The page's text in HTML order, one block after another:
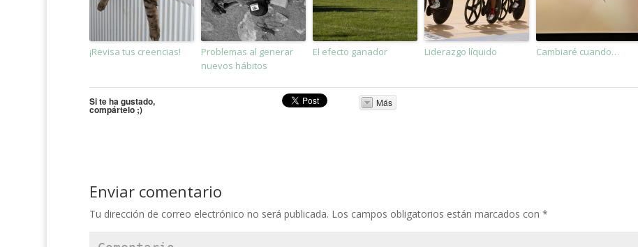
¡Revisa tus creencias!
Problemas al generar
nuevos hábitos
El efecto ganador Liderazgo líquido Cambiaré cuando…
Si te ha gustado,
compártelo ;)
Más
Enviar comentario
Tu dirección de correo electrónico no será publicada. Los campos obligatorios están marcados con *